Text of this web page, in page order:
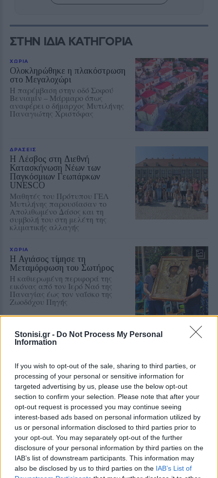
Stonisi.gr - Do Not Process My Personal
Information
If you wish to opt-out of the sale, sharing to third parties, or
processing of your personal or sensitive information for
targeted advertising by us, please use the below opt-out
section to confirm your selection. Please note that after your
opt-out request is processed you may continue seeing
interest-based ads based on personal information utilized by
us or personal information disclosed to third parties prior to
your opt-out. You may separately opt-out of the further
disclosure of your personal information by third parties on the
IAB’s list of downstream participants. This information may
also be disclosed by us to third parties on the IAB’s List of
ΣΤΗΝ ΙΔΙΑ ΚΑΤΗΓΟΡΙΑ
ΧΩΡΙΑ
Ολοκληρώθηκε η πλακόστρωση
στο Μεγαλοχώρι
Η παρέμβαση στην οδό Σοφού
Βενιαμίν – Μάρμαρο όπως
αναφέρει ο δήμαρχος Μυτιλήνης
Παναγιώτης Χριστόφας
ΔΡΑΣΕΙΣ
Η Λέσβος στη Διεθνή
Κατασκήνωση Νέων των
Παγκόσμιων Γεωπάρκων
UNESCO
Μαθητές του Πρότυπου ΓΕΛ
Μυτιλήνης παρουσίασαν το
Απολιθωμένο Δάσος και τη
συμβολή του στη μελέτη της
κλιματικής αλλαγής
ΧΩΡΙΑ
Η Αγιάσος τίμησε τη
Μεταμόρφωση του Σωτήρος
Η καθιερωμένη περιφορά της
εικόνας από τον Ιερό Ναό της
Παναγίας έως τον ναΐσκο της
Ζωοδόχου Πηγής
ΜΥΤΙΛΗΝΗ
Κτηματολόγιο και παλιό
Κουφέλου με το ΤΕΕ
Πολεοδομικός σχεδιασμός,
αντισεισμική προστασία και
στελέχωση των τεχνικών
υπηρεσιών βρέθηκαν επίσης στην
ατζέντα της συζήτησης
ΑΥΤΟΔΙΟΙΚΗΣΗ
Στην Περιφέρεια το αίτημα
ενίσχυσης των εθελοντών του
Πλωμαρίου
Ο Θεόδωρος Βαλσαμίδης προτείνει
την αγορά πλήρως εξοπλισμένου